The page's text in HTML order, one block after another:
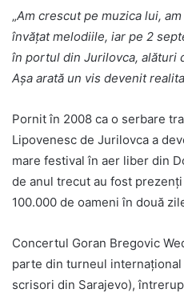
„Am crescut pe muzica lui,
învățat melodiile, iar pe 2
în portul din Jurilovca, alături
Așa arată un vis devenit
Pornit în 2008 ca o serbare
Lipovenesc de Jurilovca a
mare festival în aer liber din
de anul trecut au fost
100.000 de oameni în două
Concertul Goran Bregovic
parte din turneul internațional
scrisori din Sarajevo),